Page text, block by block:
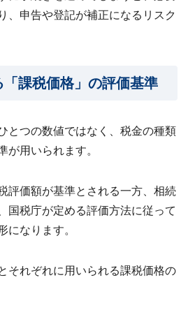
、申告や登記が補正になるリスク
課税価格」の評価基準
とつの数値ではなく、税金の種類
が用いられます。
評価額が基準とされる一方、相続
国税庁が定める評価方法に従って
になります。
それぞれに用いられる課税価格の